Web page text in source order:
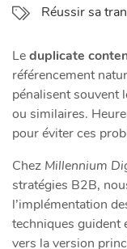
Réussir sa
Leduplicate
référencement
pénalisent souvent
ou similaires.
pour éviter ces
Chez Millennium
stratégies B2B,
l’implémentation
techniques guident
vers la version